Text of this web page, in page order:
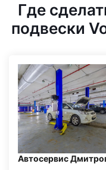
Где
подвески
Автосервис